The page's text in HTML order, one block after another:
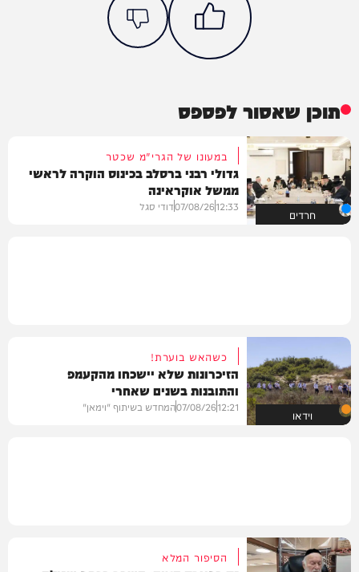
תוכן שאסור לפספס
חרדים
במעונו של הגרי"מ שכטר
גדולי רבני ברסלב בכינוס הוקרה לראשי
ממשל אוקראינה
12:33
07/08/26דודי סגל
וידאו
כשהאש בוערת!
הזיכרונות שלא יישכחו מהקעמפ
והתובנות בשנים שאחרי
12:21
07/08/26המחדש בשיתוף "וימאן"
הסיפור המלא